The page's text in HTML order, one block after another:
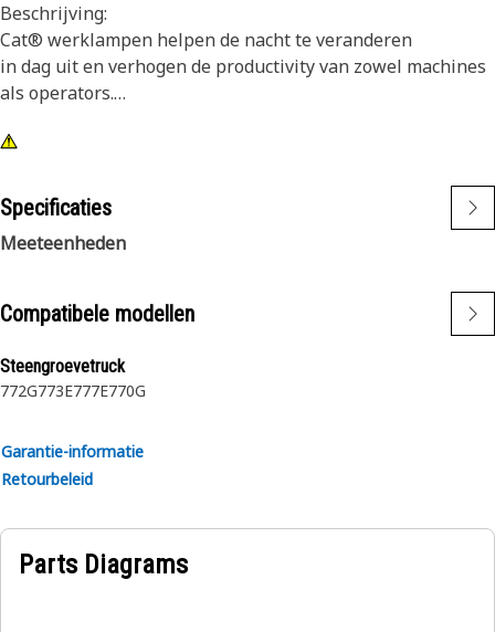
Beschrijving:
Cat® werklampen helpen de nacht te veranderen
in dag uit en verhogen de productivity van zowel machines
als operators.
Kenmerken:
de veeleisende Vibration level van zowel grote als kleine
machines
2) Cat lampen zijn aanpasbaar aan andere machines in uw
machines
Toepassing:
Ontworpen voor gebruik onder extreem zware
Specificaties
Meeteenheden
Compatibele modellen
Steengroevetruck
772G773E777E770G
Garantie-informatie
Retourbeleid
Parts Diagrams